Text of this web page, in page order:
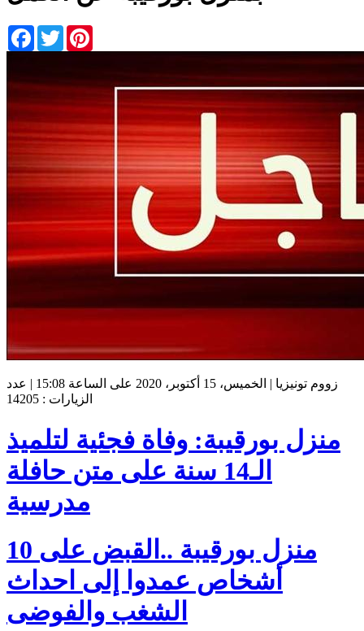
Facebook
Twitter
زووم تونيزيا | الخميس، 15 أكتوبر، 2020 على الساعة 15:08 | عدد
الزيارات : 14205
منزل بورقيبة: وفاة فجئية لتلميذ
الـ14 سنة على متن حافلة
مدرسية
منزل بورقيبة ..القبض على 10
أشخاص عمدوا إلى احداث
الشغب والفوضى